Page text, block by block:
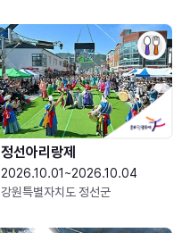
정선아리랑제
2026.10.01~2026.10.04
강원특별자치도 정선군